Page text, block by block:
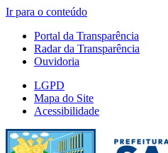
Ir para o conteúdo
Portal da Transparência
Radar da Transparência
Ouvidoria
LGPD
Mapa do Site
Acessibilidade